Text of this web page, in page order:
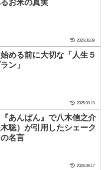
お米の真実
2026.06.09
める前に大切な「人生５
ン」
2025.09.10
あんぱん』で八木信之介
木聡）が引用したシェーク
名言
2025.09.17